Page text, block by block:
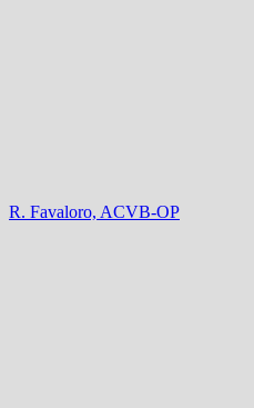
R. Favaloro, ACVB-OP